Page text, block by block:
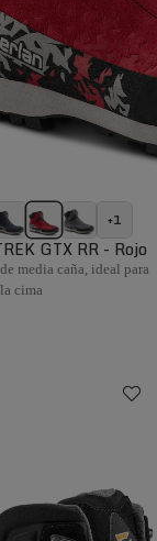
+1
GTX RR - Rojo
media caña, ideal para
cima